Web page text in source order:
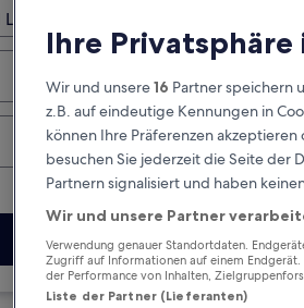
Ihre
Wir und unsere16 Partner speichern
z.B. auf eindeutige Kennungen in
können Ihre Präferenzen
besuchen Sie jederzeit die Seite der
Partnern signalisiert und haben
Wir und unsere Partner
Verwendung genauer Standortdaten.
Zugriff auf Informationen auf einem
der Performance von Inhalten,
Liste der Partner (Lieferanten)